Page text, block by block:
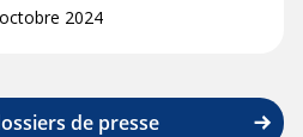
2024
de presse